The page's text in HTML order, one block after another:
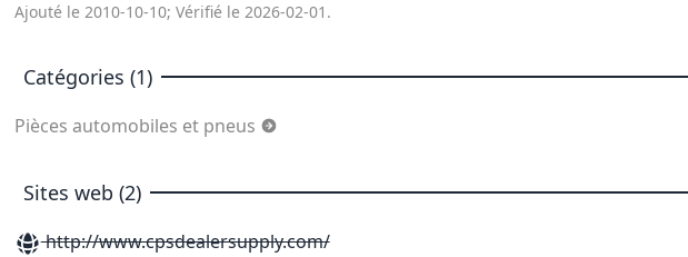
Ajouté le 2010-10-10; Vérifié le 2026-02-01.
Catégories (1)
Pièces automobiles et pneus
Sites web (2)
http://www.cpsdealersupply.com/